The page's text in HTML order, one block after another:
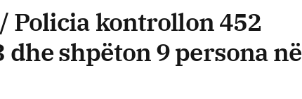
Policia kontrollon 452
shpëton 9 persona në